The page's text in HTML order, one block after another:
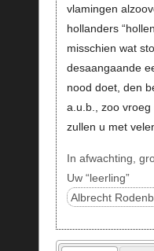
vlamingen
hollanders
misschien wat
desaangaande
nood doet, den
a.u.b., zoo
zullen u met
In afwachting,
Uw “leerling”
Albrecht